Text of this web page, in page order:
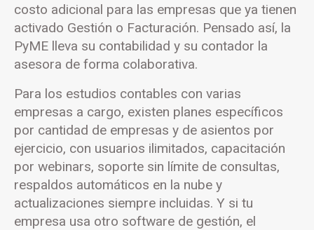
costo adicional para las empresas que ya tienen
activado Gestión o Facturación. Pensado así, la
PyME lleva su contabilidad y su contador la
asesora de forma colaborativa.
Para los estudios contables con varias
empresas a cargo, existen planes específicos
por cantidad de empresas y de asientos por
ejercicio, con usuarios ilimitados, capacitación
por webinars, soporte sin límite de consultas,
respaldos automáticos en la nube y
actualizaciones siempre incluidas. Y si tu
empresa usa otro software de gestión, el